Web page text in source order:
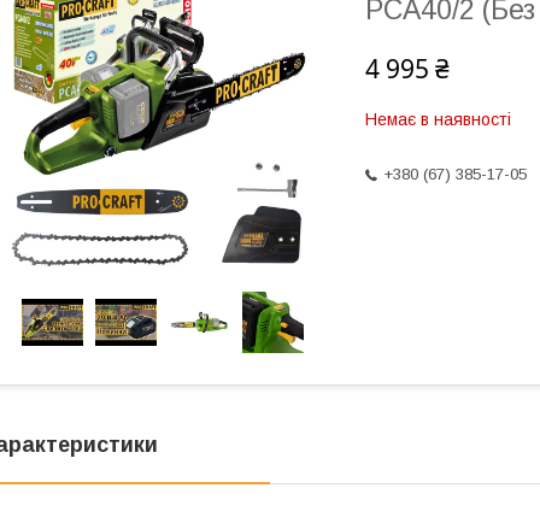
PCA40/2
4 995 ₴
Немає в наявності
+380 (67) 385-17-05